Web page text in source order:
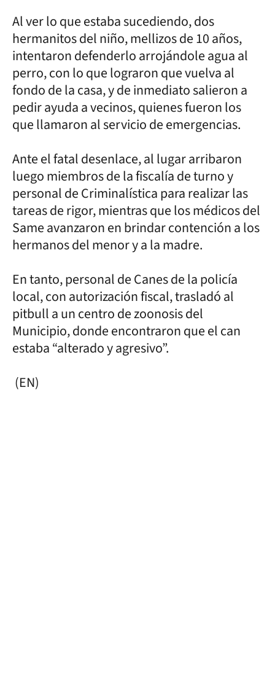
Al ver lo que estaba sucediendo, dos
hermanitos del niño, mellizos de 10 años,
intentaron defenderlo arrojándole agua al
perro, con lo que lograron que vuelva al
fondo de la casa, y de inmediato salieron a
pedir ayuda a vecinos, quienes fueron los
que llamaron al servicio de emergencias.
Ante el fatal desenlace, al lugar arribaron
luego miembros de la fiscalía de turno y
personal de Criminalística para realizar las
tareas de rigor, mientras que los médicos del
Same avanzaron en brindar contención a los
hermanos del menor y a la madre.
En tanto, personal de Canes de la policía
local, con autorización fiscal, trasladó al
pitbull a un centro de zoonosis del
Municipio, donde encontraron que el can
estaba “alterado y agresivo”.
(EN)